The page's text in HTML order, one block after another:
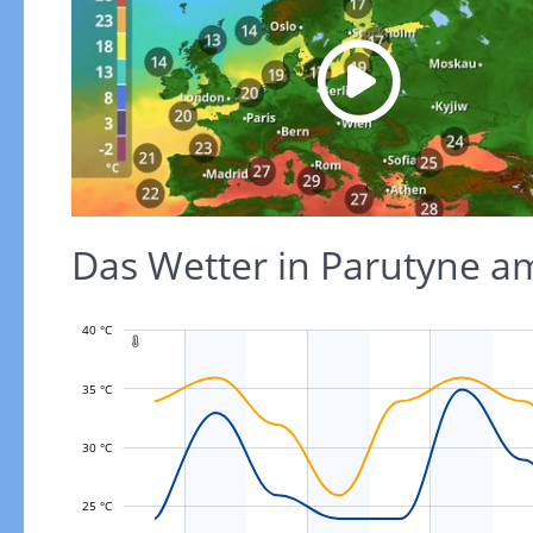
Das Wetter in Parutyne

30 °C
40 °C
35 °C
25 °C